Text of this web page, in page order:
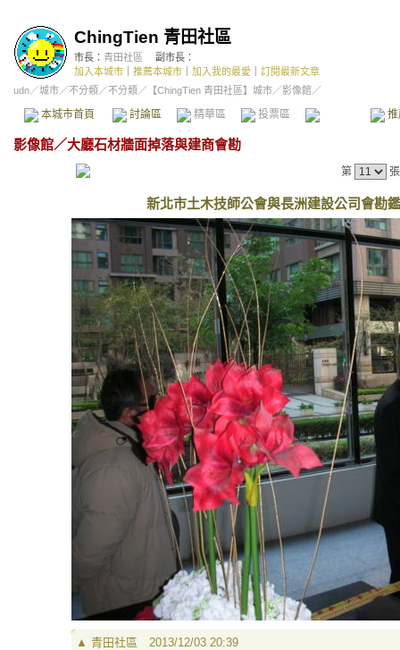
ChingTien 青田社區
市長： 青田社區
副市長：
加入本城市
推薦本城市 加入我的最愛
訂閱最新文章
udn／城市／不分類 ／不分類 ／ 【ChingTien 青田社區】城市／影像館／
本城市首頁 討論區 精華區 投票區 影像館
影像館／大廳石材牆面掉落與建商會勘
第
新北市土木技師公會與長洲建設公司會勘
▲ 青田社區 2013/12/03 20:39